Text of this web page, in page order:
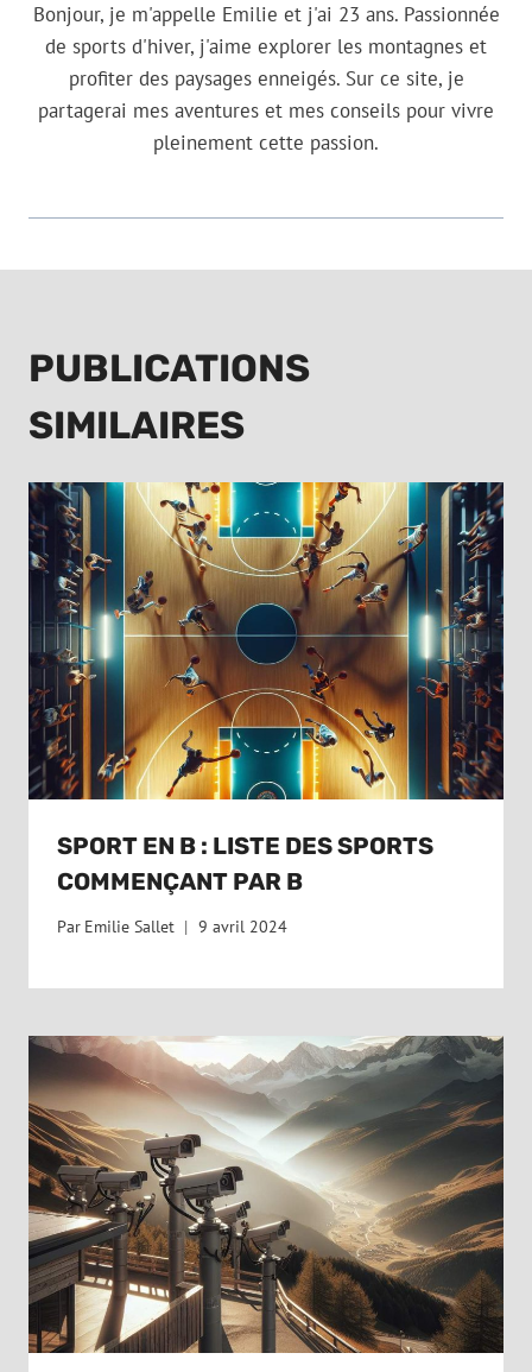
Bonjour, je m'appelle Emilie et j'ai 23 ans. Passionnée
de sports d'hiver, j'aime explorer les montagnes et
profiter des paysages enneigés. Sur ce site, je
partagerai mes aventures et mes conseils pour vivre
pleinement cette passion.
PUBLICATIONS
SIMILAIRES
SPORT EN B : LISTE DES SPORTS
COMMENÇANT PAR B
Par Emilie Sallet 9 avril 2024